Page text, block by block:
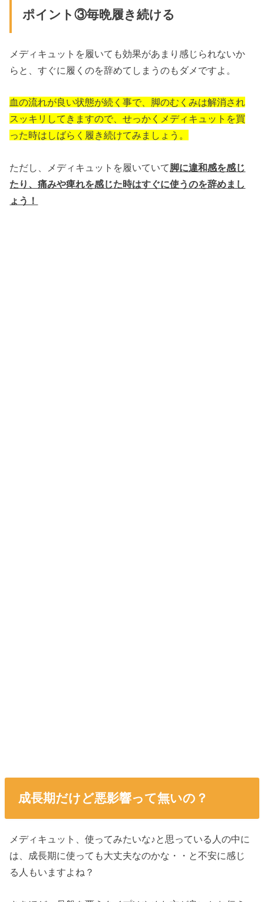
ポイント③毎晩履き続ける
メディキュットを履いても効果があまり感じられないか
らと、すぐに履くのを辞めてしまうのもダメですよ。
血の流れが良い状態が続く事で、脚のむくみは解消され
スッキリしてきますので、せっかくメディキュットを買
った時はしばらく履き続けてみましょう。
ただし、メディキュットを履いていて脚に違和感を感じ
たり、痛みや痺れを感じた時はすぐに使うのを辞めまし
ょう！
成長期だけど悪影響って無いの？
メディキュット、使ってみたいな♪と思っている人の中に
は、成長期に使っても大丈夫なのかな・・と不安に感じ
る人もいますよね？